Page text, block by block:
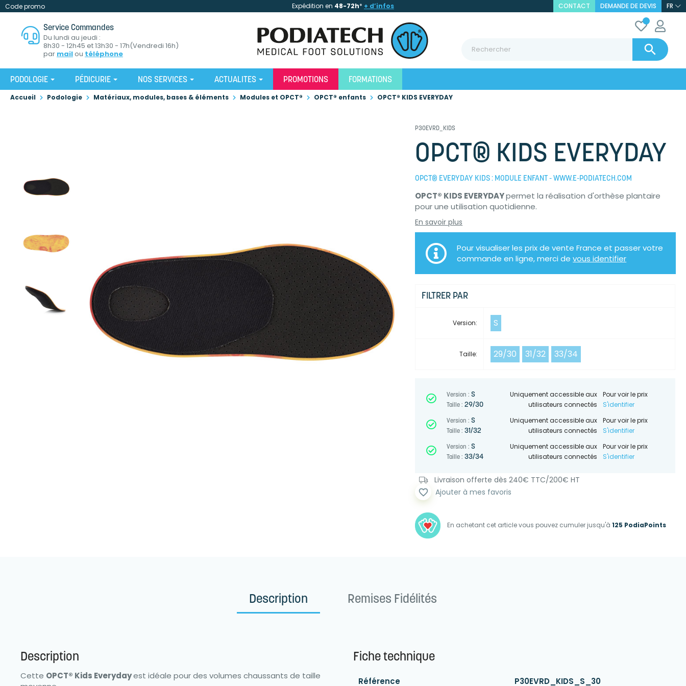
Code promo Expédition en 48-72h* + d’infos CONTACT DEMANDE DE DEVIS FR
Service Commandes
Du lundi au jeudi :
8h30 - 12h45 et 13h30 - 17h(Vendredi 16h)
par mailou téléphone 
PODOLOGIE PÉDICURIE NOS SERVICES ACTUALITES PROMOTIONS FORMATIONS
Accueil Podologie Matériaux, modules, bases & éléments Modules et OPCT® OPCT® enfants OPCT® KIDS EVERYDAY
P30EVRD_KIDS
OPCT® KIDS EVERYDAY
OPCT® EVERYDAY KIDS : MODULE ENFANT - WWW.E-PODIATECH.COM
OPCT® KIDS EVERYDAYpermet la réalisation d'orthèse plantaire
pour une utilisation quotidienne.
En savoir plus
Pour visualiser les prix de vente France et passer votre
commande en ligne, merci devous identifier
FILTRER PAR
Version: S
Taille: 29/30 31/32 33/34
Version : S
Taille : 29/30
Uniquement accessible aux
utilisateurs connectés
Pour voir le prix
S'identifier
Version : S
Taille : 31/32
Uniquement accessible aux
utilisateurs connectés
Pour voir le prix
S'identifier
Version : S
Taille : 33/34
Uniquement accessible aux
utilisateurs connectés
Pour voir le prix
S'identifier
Livraison offerte dès 240€ TTC/200€ HT
En achetant cet article vous pouvez cumuler jusqu'à125 PodiaPoints
favorite_border Ajouter à mes favoris
Description Remises Fidélités
Description
Cette OPCT® Kids Everydayest idéale pour des volumes chaussants de taille
Fiche technique
Référence P30EVRD_KIDS_S_30